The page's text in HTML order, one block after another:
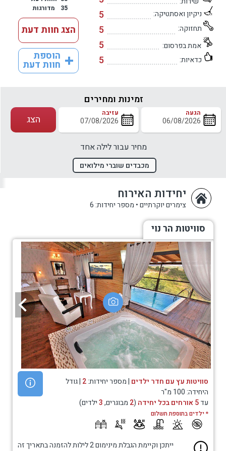
ניקיון ואסתטיקה: 5
תחזוקה: 5
אמת בפרסום: 5
כדאיות: 5
35
מדורגות
הצג חוות דעת
הוספת
חוות דעת
זמינות ומחירים
הגעה עזיבה
מחיר עבור לילה אחד
הצג
מכבדים שוברי מילואים
יחידות האירוח
צימרים יוקרתיים• מספר יחידות: 6
סוויטות הר נוי
סוויטות עץ עם חדר ילדים | מספר יחידות:2 | גודל
היחידה: 100 מ"ר
עד5 אורחים בכל יחידה (
2 מבוגרים,3ילדים)
* ילדים בתוספת תשלום
ייתכן וקיימת הגבלת מינימום 2 לילות להזמנה בתאריך זה